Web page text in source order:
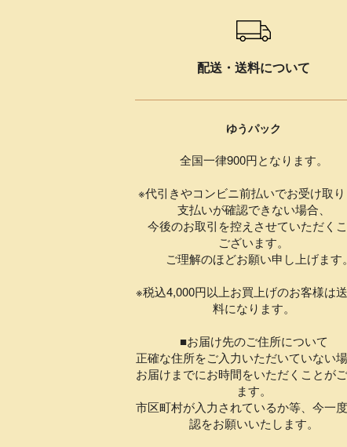
配送・送料について
ゆうパック
全国一律900円となります。
※代引きやコンビニ前払いでお受け取
支払いが確認できない場合、
今後のお取引を控えさせていただく
ございます。
ご理解のほどお願い申し上げます。
※税込4,000円以上お買上げのお客様は
料になります。
■お届け先のご住所について
正確な住所をご入力いただいていない場
お届けまでにお時間をいただくことが
ます。
市区町村が入力されているか等、今一
認をお願いいたします。